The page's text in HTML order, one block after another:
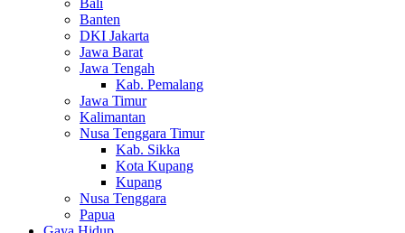
Bali
Banten
DKI Jakarta
Jawa Barat
Jawa Tengah
Kab. Pemalang
Jawa Timur
Kalimantan
Nusa Tenggara Timur
Kab. Sikka
Kota Kupang
Kupang
Nusa Tenggara
Papua